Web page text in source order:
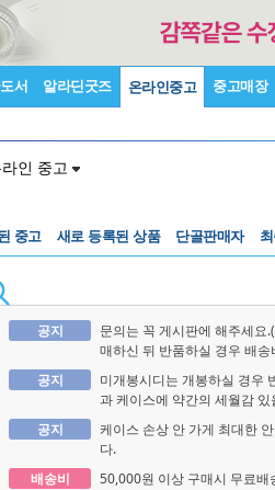
서 알라딘굿즈 온라인중고 중고매장
인 중고
중고 새로 등록된 상품 단골판매자
공지
문의는 꼭 게시판에 해주세요
매하신 뒤 반품하실 경우 배
공지
미개봉시디는 개봉하실 경우
과 케이스에 약간의 세월감
공지
케이스 손상 안 가게 최대한
다.
배송비
50,000원 이상 구매시 무료배